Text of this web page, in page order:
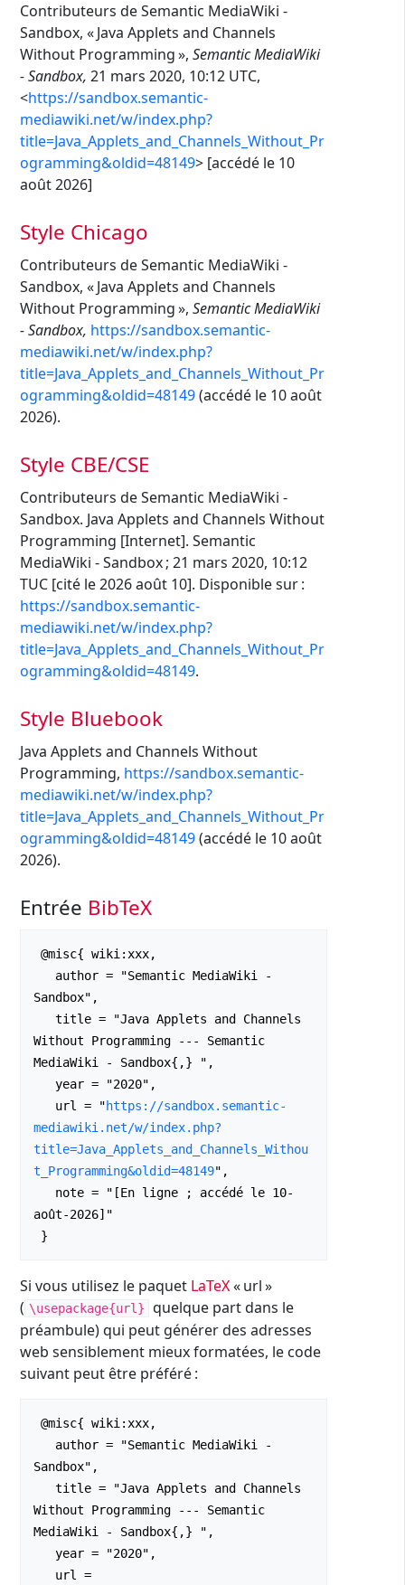
Contributeurs de Semantic MediaWiki -
Sandbox, « Java Applets and Channels
Without Programming », Semantic MediaWiki
- Sandbox, 21 mars 2020, 10:12 UTC,
<https://sandbox.semantic-
mediawiki.net/w/index.php?
title=Java_Applets_and_Channels_Without_Pr
ogramming&oldid=48149> [accédé le 10
août 2026]
Style Chicago
Contributeurs de Semantic MediaWiki -
Sandbox, « Java Applets and Channels
Without Programming », Semantic MediaWiki
- Sandbox, https://sandbox.semantic-
mediawiki.net/w/index.php?
title=Java_Applets_and_Channels_Without_Pr
ogramming&oldid=48149(accédé le 10 août
2026).
Style CBE/CSE
Contributeurs de Semantic MediaWiki -
Sandbox. Java Applets and Channels Without
Programming [Internet]. Semantic
MediaWiki - Sandbox ; 21 mars 2020, 10:12
TUC [cité le 2026 août 10]. Disponible sur :
https://sandbox.semantic-
mediawiki.net/w/index.php?
title=Java_Applets_and_Channels_Without_Pr
ogramming&oldid=48149.
Style Bluebook
Java Applets and Channels Without
Programming, https://sandbox.semantic-
mediawiki.net/w/index.php?
title=Java_Applets_and_Channels_Without_Pr
ogramming&oldid=48149(accédé le 10 août
2026).
Entrée BibTeX
Sandbox",
Without Programming --- Semantic
MediaWiki - Sandbox{,} ",
   url = "
https://sandbox.semantic-
mediawiki.net/w/index.php?
title=Java_Applets_and_Channels_Withou
t_Programming&oldid=48149",
août-2026]"
Si vous utilisez le paquet LaTeX« url »
( \usepackage{url}
quelque part dans le
préambule) qui peut générer des adresses
web sensiblement mieux formatées, le code
suivant peut être préféré :
Sandbox",
Without Programming --- Semantic
MediaWiki - Sandbox{,} ",